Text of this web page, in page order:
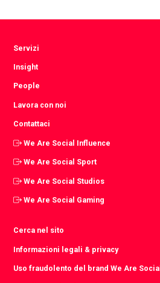
Servizi
Insight
People
Lavora con noi
Contattaci
We Are Social Influence
We Are Social Sport
We Are Social Studios
We Are Social Gaming
Cerca nel sito
Informazioni legali & privacy
Uso fraudolento del brand We Are Social